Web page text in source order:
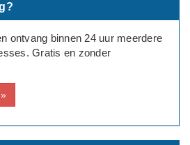
ontvang binnen 24 uur meerdere
Gratis en zonder